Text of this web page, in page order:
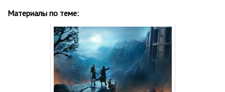
Материалы по теме: